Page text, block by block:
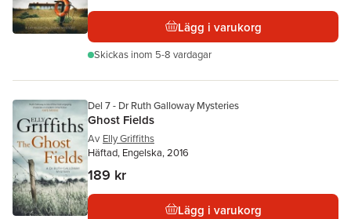
Lägg i varukorg
Skickas inom 5-8 vardagar
Del 7 - Dr Ruth Galloway Mysteries
Ghost Fields
Av Elly Griffiths
Häftad, Engelska, 2016
189 kr
Lägg i varukorg